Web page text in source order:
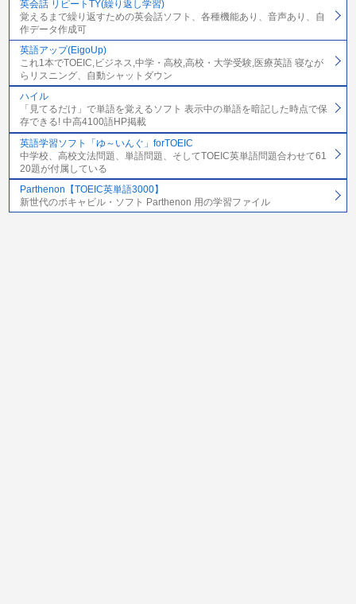
英会話 リピートTY(繰り返し学習)
覚えるまで繰り返すための英会話ソフト、各種機能あり、音声あり、自
作データ作成可
英語アップ(EigoUp)
これ1本でTOEIC,ビジネス,中学・高校,高校・大学受験,医療英語 寝なが
らリスニング、自動シャットダウン
ハイル
「見てるだけ」で単語を覚えるソフト 表示中の単語を暗記した時点で保
存できる! 中高4100語HP掲載
英語学習ソフト「ゆ～いんぐ」forTOEIC
中学校、高校文法問題、単語問題、そしてTOEIC英単語問題合わせて61
20題が付属している
Parthenon【TOEIC英単語3000】
新世代のボキャビル・ソフト Parthenon 用の学習ファイル